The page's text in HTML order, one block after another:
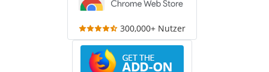
300,000+ Nutzer